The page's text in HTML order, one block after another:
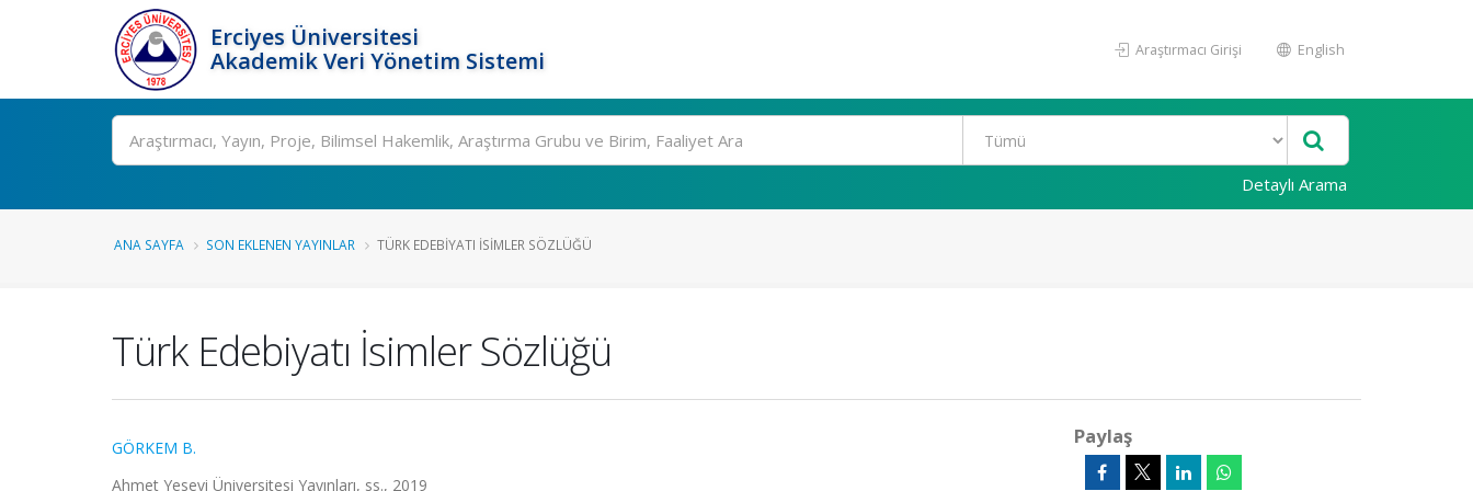
Erciyes Üniversitesi
Akademik Veri Yönetim Sistemi
Araştırmacı Girişi English
Ara
Detaylı Arama
ANA SAYFA SON EKLENEN YAYINLAR TÜRK EDEBIYATI İSIMLER SÖZLÜĞÜ
Türk Edebiyatı İsimler Sözlüğü
GÖRKEM B.
Ahmet Yesevi Üniversitesi Yayınları, ss., 2019
Paylaş